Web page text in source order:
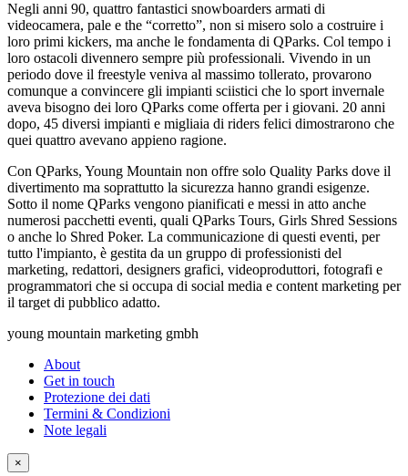
Negli anni 90, quattro fantastici snowboarders armati di
videocamera, pale e the “corretto”, non si misero solo a costruire i
loro primi kickers, ma anche le fondamenta di QParks. Col tempo i
loro ostacoli divennero sempre più professionali. Vivendo in un
periodo dove il freestyle veniva al massimo tollerato, provarono
comunque a convincere gli impianti sciistici che lo sport invernale
aveva bisogno dei loro QParks come offerta per i giovani. 20 anni
dopo, 45 diversi impianti e migliaia di riders felici dimostrarono che
quei quattro avevano appieno ragione.
Con QParks, Young Mountain non offre solo Quality Parks dove il
divertimento ma soprattutto la sicurezza hanno grandi esigenze.
Sotto il nome QParks vengono pianificati e messi in atto anche
numerosi pacchetti eventi, quali QParks Tours, Girls Shred Sessions
o anche lo Shred Poker. La communicazione di questi eventi, per
tutto l'impianto, è gestita da un gruppo di professionisti del
marketing, redattori, designers grafici, videoproduttori, fotografi e
programmatori che si occupa di social media e content marketing per
il target di pubblico adatto.
young mountain marketing gmbh
About
Get in touch
Protezione dei dati
Termini & Condizioni
Note legali
×